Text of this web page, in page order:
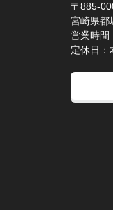
〒885-
宮崎県都
営業時間
定休日：